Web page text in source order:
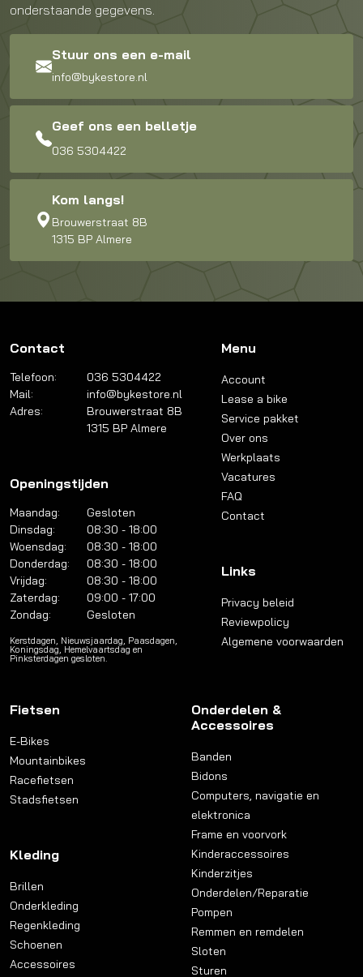
onderstaande gegevens.
Stuur ons een e-mail
info@bykestore.nl
Geef ons een belletje
036 5304422
Kom langs!
Brouwerstraat 8B
1315 BP Almere
Contact
Telefoon:
036 5304422
Mail:
info@bykestore.nl
Adres:
Brouwerstraat 8B
1315 BP Almere
Openingstijden
Maandag:
Gesloten
Dinsdag:
08:30 - 18:00
Woensdag:
08:30 - 18:00
Donderdag:
08:30 - 18:00
Vrijdag:
08:30 - 18:00
Zaterdag:
09:00 - 17:00
Zondag:
Gesloten
Kerstdagen, Nieuwsjaardag, Paasdagen,
Koningsdag, Hemelvaartsdag en
Pinksterdagen gesloten.
Menu
Account
Lease a bike
Service pakket
Over ons
Werkplaats
Vacatures
FAQ
Contact
Links
Privacy beleid
Reviewpolicy
Algemene voorwaarden
Fietsen
E-Bikes
Mountainbikes
Racefietsen
Stadsfietsen
Kleding
Brillen
Onderkleding
Regenkleding
Schoenen
Accessoires
Onderdelen &
Accessoires
Banden
Bidons
Computers, navigatie en
elektronica
Frame en voorvork
Kinderaccessoires
Kinderzitjes
Onderdelen/Reparatie
Pompen
Remmen en remdelen
Sloten
Sturen